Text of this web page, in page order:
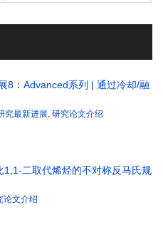
8：Advanced系列 | 通过冷却/融
究最新进展, 研究论文介绍
1,1-二取代烯烃的不对称反马氏规
论文介绍